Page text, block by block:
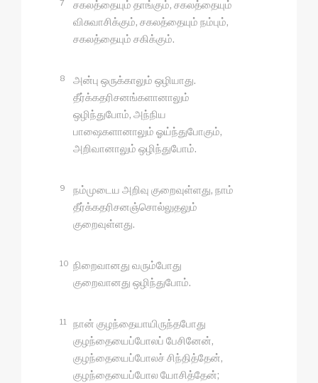
7
சகலத்தையும் தாங்கும், சகலத்தையும்
விசுவாசிக்கும், சகலத்தையும் நம்பும்,
சகலத்தையும் சகிக்கும்.
8
அன்பு ஒருக்காலும் ஒழியாது.
தீர்க்கதரிசனங்களானாலும்
ஒழிந்துபோம், அந்நிய
பாஷைகளானாலும் ஓய்ந்துபோகும்,
அறிவானாலும் ஒழிந்துபோம்.
9
நம்முடைய அறிவு குறைவுள்ளது, நாம்
தீர்க்கதரிசனஞ்சொல்லுதலும்
குறைவுள்ளது.
10 நிறைவானது வரும்போது
குறைவானது ஒழிந்துபோம்.
11
நான் குழந்தையாயிருந்தபோது
குழந்தையைப்போலப் பேசினேன்,
குழந்தையைப்போலச் சிந்தித்தேன்,
குழந்தையைப்போல யோசித்தேன்;